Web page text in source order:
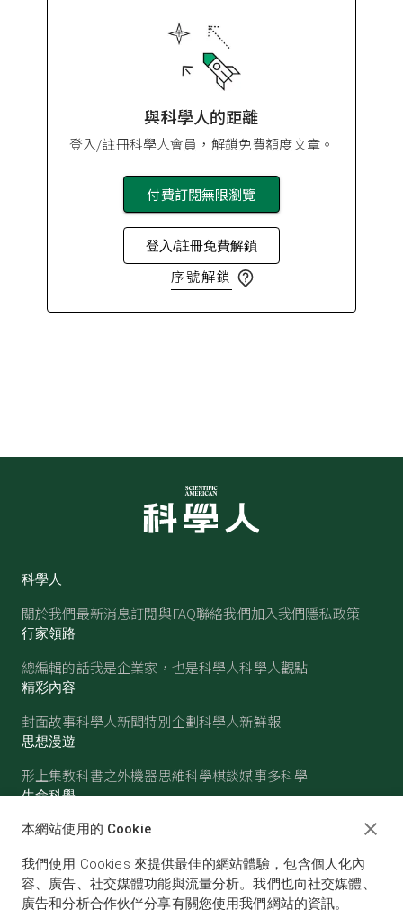
與科學人的距離
登入/註冊科學人會員，解鎖免費額度文章。
付費訂閱無限瀏覽
登入/註冊免費解鎖
序號解鎖
科學人
關於我們最新消息訂閱與FAQ聯絡我們加入我們隱私政策
行家領路
總編輯的話我是企業家，也是科學人科學人觀點
精彩內容
封面故事科學人新聞特別企劃科學人新鮮報
思想漫遊
形上集教科書之外機器思維科學棋談媒事多科學
生命科學
醫學古生物心理學生態學
物理 化學地球科學天文
本網站使用的 Cookie
我們使用 Cookies 來提供最佳的網站體驗，包含個人化內
容、廣告、社交媒體功能與流量分析。我們也向社交媒體、
廣告和分析合作伙伴分享有關您使用我們網站的資訊。